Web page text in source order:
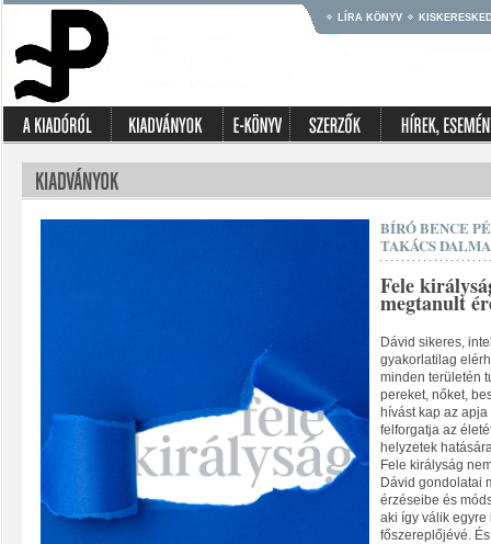
LÍRA KÖNYV
BÍRÓ BENCE
TAKÁCS DALMA
Fele
megtanult
Dávid sikeres,
gyakorlatilag
minden területén
pereket, nőket,
hívást kap az
felforgatja az
helyzetek
Fele királyság
Dávid gondolatai
érzéseibe és
aki így válik egyre
főszereplőjévé.